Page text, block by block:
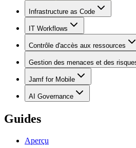
Infrastructure as Code
IT Workflows
Contrôle d'accès aux ressources
Gestion des menaces et des
Jamf for Mobile
AI Governance
Guides
Aperçu